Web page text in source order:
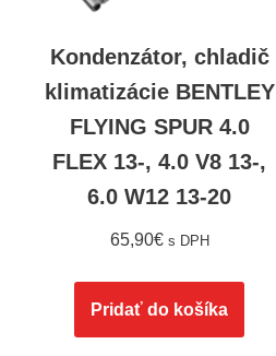
Kondenzátor, chladič
klimatizácie BENTLEY
FLYING SPUR 4.0
FLEX 13-, 4.0 V8 13-,
6.0 W12 13-20
65,90€ s DPH
Pridať do košíka